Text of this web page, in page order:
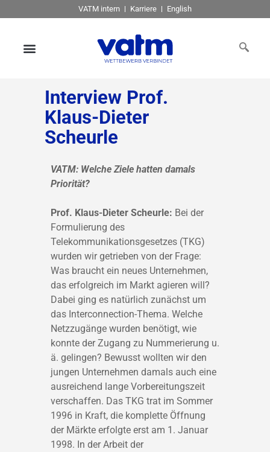
VATM intern Karriere English
Interview Prof.
Klaus-Dieter
Scheurle
VATM: Welche Ziele hatten damals
Priorität?
Prof. Klaus-Dieter Scheurle: Bei der
Formulierung des
Telekommunikationsgesetzes (TKG)
wurden wir getrieben von der Frage:
Was braucht ein neues Unternehmen,
das erfolgreich im Markt agieren will?
Dabei ging es natürlich zunächst um
das Interconnection-Thema. Welche
Netzzugänge wurden benötigt, wie
konnte der Zugang zu Nummerierung u.
ä. gelingen? Bewusst wollten wir den
jungen Unternehmen damals auch eine
ausreichend lange Vorbereitungszeit
verschaffen. Das TKG trat im Sommer
1996 in Kraft, die komplette Öffnung
der Märkte erfolgte erst am 1. Januar
1998. In der Arbeit der